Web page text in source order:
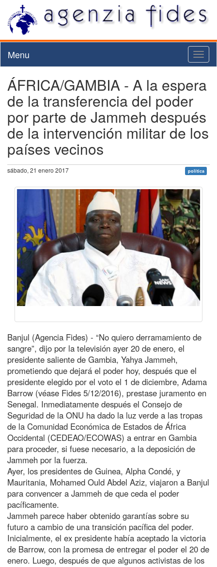
Menu
ÁFRICA/GAMBIA - A la espera
de la transferencia del poder
por parte de Jammeh después
de la intervención militar de los
países vecinos
sábado, 21 enero 2017 política
Banjul (Agencia Fides) - “No quiero derramamiento de
sangre”, dijo por la televisión ayer 20 de enero, el
presidente saliente de Gambia, Yahya Jammeh,
prometiendo que dejará el poder hoy, después que el
presidente elegido por el voto el 1 de diciembre, Adama
Barrow (véase Fides 5/12/2016), prestase juramento en
Senegal. Inmediatamente después el Consejo de
Seguridad de la ONU ha dado la luz verde a las tropas
de la Comunidad Económica de Estados de África
Occidental (CEDEAO/ECOWAS) a entrar en Gambia
para proceder, si fuese necesario, a la deposición de
Jammeh por la fuerza.
Ayer, los presidentes de Guinea, Alpha Condé, y
Mauritania, Mohamed Ould Abdel Aziz, viajaron a Banjul
para convencer a Jammeh de que ceda el poder
pacíficamente.
Jammeh parece haber obtenido garantías sobre su
futuro a cambio de una transición pacífica del poder.
Inicialmente, el ex presidente había aceptado la victoria
de Barrow, con la promesa de entregar el poder el 20 de
enero. Luego, después de que algunos activistas de los